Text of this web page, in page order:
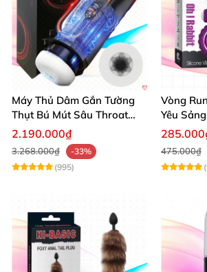
Máy Thủ Dâm Gắn Tường
Thụt Bú Mút Sâu Throat
Cao Cấp
2.190.000₫
3.268.000₫
-33%
(995)
Vòng
Yêu
Mạnh
475.000₫